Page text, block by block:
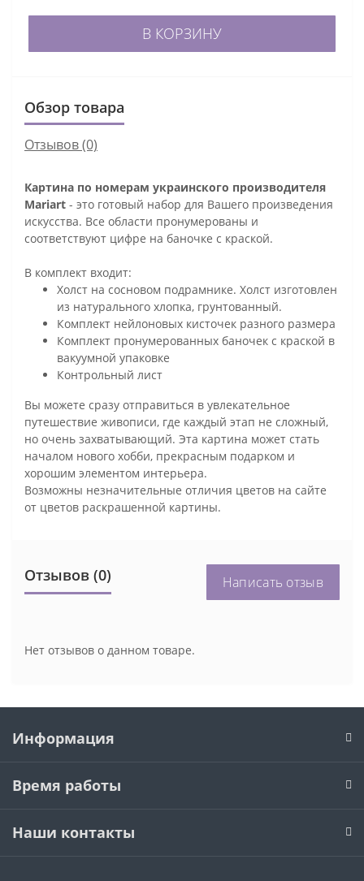
В КОРЗИНУ
Обзор товара
Отзывов (0)
Картина по номерам украинского производителя
Mariart - это готовый набор для Вашего произведения
искусства. Все области пронумерованы и
соответствуют цифре на баночке с краской.
В комплект входит:
Холст на сосновом подрамнике. Холст изготовлен
из натурального хлопка, грунтованный.
Комплект нейлоновых кисточек разного размера
Комплект пронумерованных баночек с краской в
вакуумной упаковке
Контрольный лист
Вы можете сразу отправиться в увлекательное
путешествие живописи, где каждый этап не сложный,
но очень захватывающий. Эта картина может стать
началом нового хобби, прекрасным подарком и
хорошим элементом интерьера.
Возможны незначительные отличия цветов на сайте
от цветов раскрашенной картины.
Отзывов (0) Написать отзыв
Нет отзывов о данном товаре.
Информация
Время работы
Наши контакты